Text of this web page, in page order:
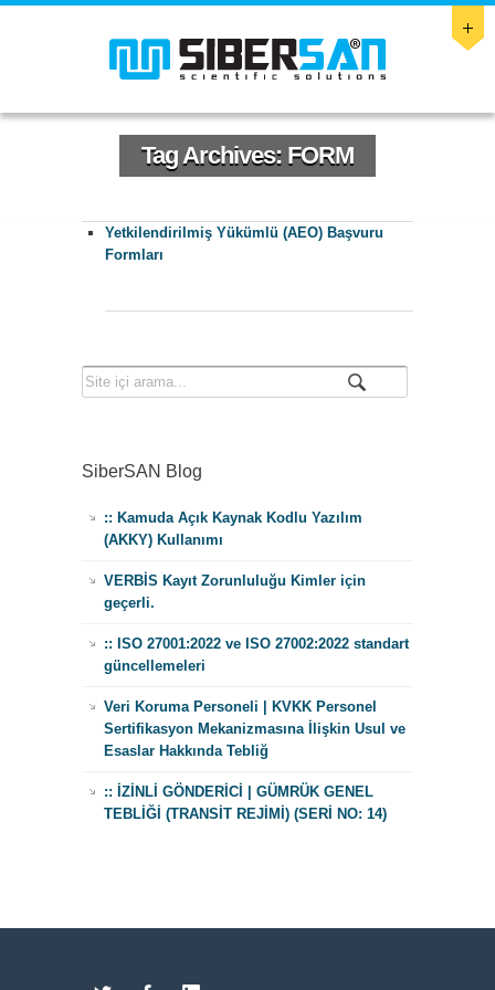
Tag Archives: FORM
Yetkilendirilmiş Yükümlü (AEO) Başvuru
Formları
SiberSAN Blog
:: Kamuda Açık Kaynak Kodlu Yazılım
(AKKY) Kullanımı
VERBİS Kayıt Zorunluluğu Kimler için
geçerli.
:: ISO 27001:2022 ve ISO 27002:2022 standart
güncellemeleri
Veri Koruma Personeli | KVKK Personel
Sertifikasyon Mekanizmasına İlişkin Usul ve
Esaslar Hakkında Tebliğ
:: İZİNLİ GÖNDERİCİ | GÜMRÜK GENEL
TEBLİĞİ (TRANSİT REJİMİ) (SERİ NO: 14)